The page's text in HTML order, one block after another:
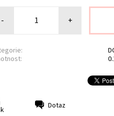
- +
Dotaz